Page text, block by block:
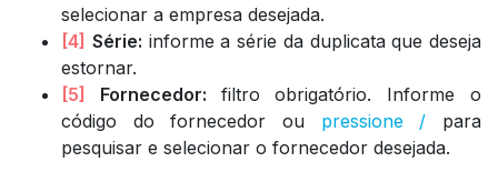
selecionar a empresa desejada.
[4] Série: informe a série da duplicata que deseja
estornar.
[5] Fornecedor: filtro obrigatório. Informe o
código do fornecedor ou pressione / para
pesquisar e selecionar o fornecedor desejada.